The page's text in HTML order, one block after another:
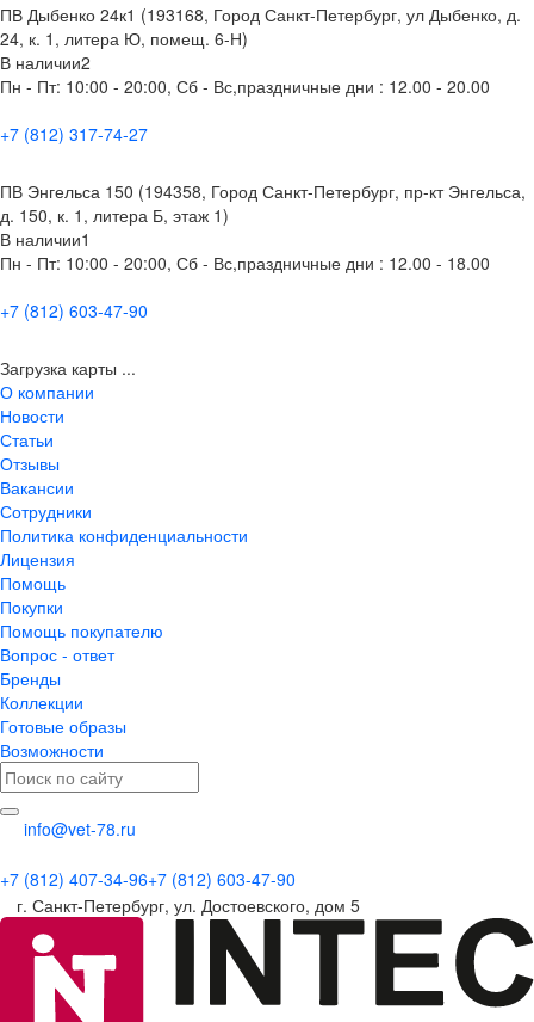
ПВ Дыбенко 24к1 (193168, Город Санкт-Петербург, ул Дыбенко, д.
24, к. 1, литера Ю, помещ. 6-Н)
В наличии2
Пн - Пт: 10:00 - 20:00, Сб - Вс,праздничные дни : 12.00 - 20.00
+7 (812) 317-74-27
ПВ Энгельса 150 (194358, Город Санкт-Петербург, пр-кт Энгельса,
д. 150, к. 1, литера Б, этаж 1)
В наличии1
Пн - Пт: 10:00 - 20:00, Сб - Вс,праздничные дни : 12.00 - 18.00
+7 (812) 603-47-90
Загрузка карты ...
О компании
Новости
Статьи
Отзывы
Вакансии
Сотрудники
Политика конфиденциальности
Лицензия
Помощь
Покупки
Помощь покупателю
Вопрос - ответ
Бренды
Коллекции
Готовые образы
Возможности
info@vet-78.ru
+7 (812) 407-34-96+7 (812) 603-47-90
г. Санкт-Петербург, ул. Достоевского, дом 5